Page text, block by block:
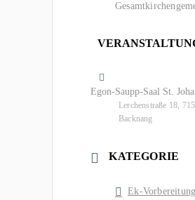
Egon-Saupp-Saal St.
Lerchenstraße 18,
Backnang
KATEGORIE
Ek-Vorbereitung